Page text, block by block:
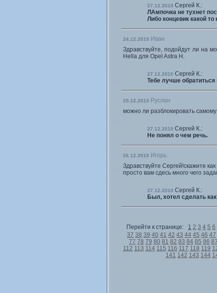
27.12.2010 Сергей К.:
ЛАмпочка не тухнет
Либо концевик какой то
24.12.2010 Иван
Здравствуйте, подойдут ли на
Hella для Opel Astra H.
27.12.2010 Сергей К.:
Тебе лучше
25.12.2010 Руслан
можно ли разблокировать
27.12.2010 Сергей К.:
Не понял о чем речь.
26.12.2010 Игорь
Здравствуйте Сергей!скажите
просто вам сдесь много чего
27.12.2010 Сергей К.:
Был, хотел сделать
Перейти к странице: 1 2 3 4 5 6
37 38 39 40 41 42 43 44 45 46 47
77 78 79 80 81 82 83 84 85 86
112 113 114 115 116 117 118 119
141 142 143 144